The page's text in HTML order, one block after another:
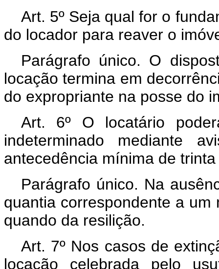
Art. 5º Seja qual for o
do locador para reaver o
Parágrafo único. O
locação termina em
do expropriante na posse do
Art. 6º O locatário
indeterminado mediante
antecedência mínima de
Parágrafo único. Na
quantia correspondente a
quando da resilição.
Art. 7º Nos casos de
locação celebrada pelo